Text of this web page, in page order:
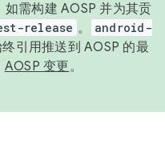
需构建 AOSP 并为其贡
release 。
android-
引用推送到 AOSP 的最
AOSP 变更。